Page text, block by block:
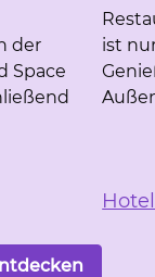
der
Space
ist